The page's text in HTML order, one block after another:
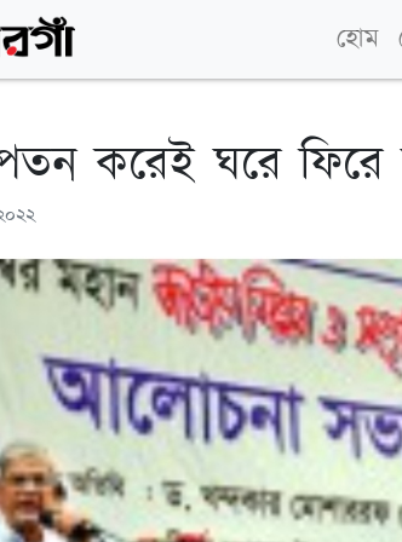
হোম
করেই ঘরে